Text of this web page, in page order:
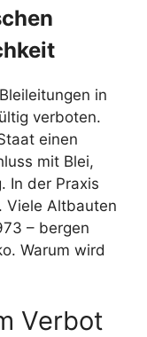
in
verboten.
einen
mit Blei,
In der Praxis
Viele Altbauten
– bergen
Warum wird
Verbot